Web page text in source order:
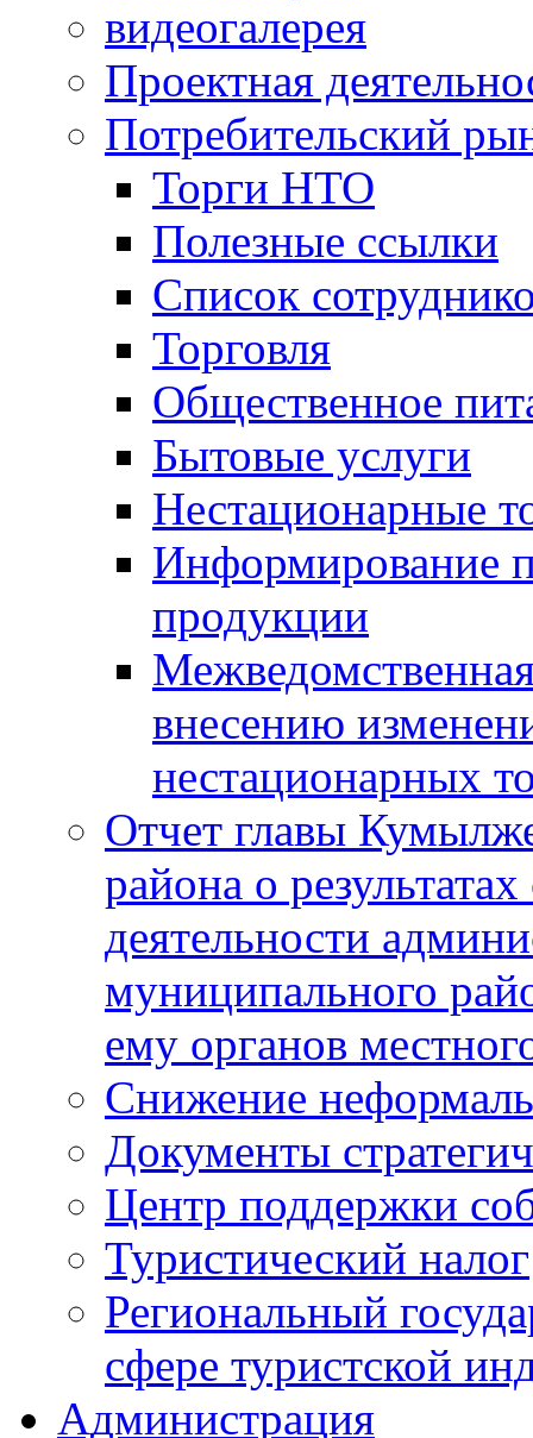
видеогалерея
Проектная
Потребительский
Торги НТО
Полезные ссылки
Список
Торговля
Общественное
Бытовые услуги
Нестационарные
Информирование
продукции
внесению
нестационарных
Отчет главы
района о
деятельности
муниципального
ему органов
Снижение
Документы
Центр поддержки
Туристический налог
Региональный
сфере туристской
Администрация